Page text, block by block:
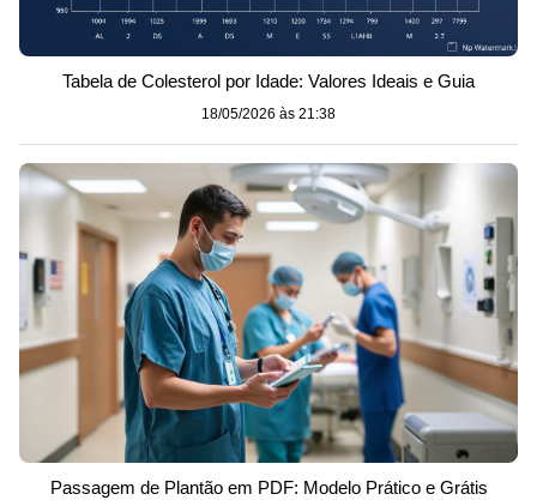
Tabela de Colesterol por Idade: Valores Ideais e Guia
18/05/2026 às 21:38
Passagem de Plantão em PDF: Modelo Prático e Grátis